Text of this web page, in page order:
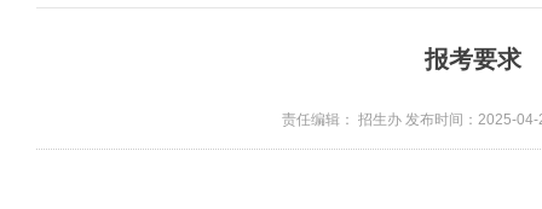
报考要求
责任编辑： 招生办 发布时间：2025-